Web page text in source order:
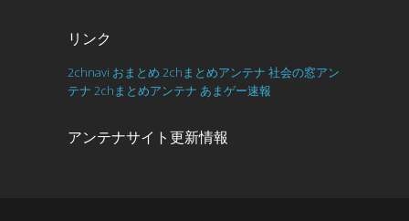
リンク
2chnavi おまとめ 2chまとめアンテナ 社会の窓アン
テナ 2chまとめアンテナ あまゲー速報
アンテナサイト更新情報